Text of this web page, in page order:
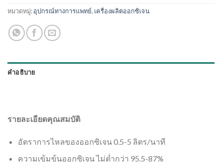
หมวดหมู่:อุปกรณ์ทางการแพทย์, เครื่องผลิตออกซิเจน
คำอธิบาย
รายละเอียดคุณสมบัติ
อัตราการไหลของออกซิเจน 0.5-5 ลิตร/นาที
ความเข้มข้นออกซิเจน ไม่ตํ่ากว่า 95.5-87%